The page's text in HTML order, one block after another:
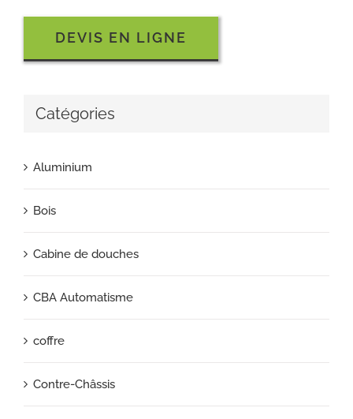
DEVIS EN LIGNE
Catégories
Aluminium
Bois
Cabine de douches
CBA Automatisme
coffre
Contre-Châssis